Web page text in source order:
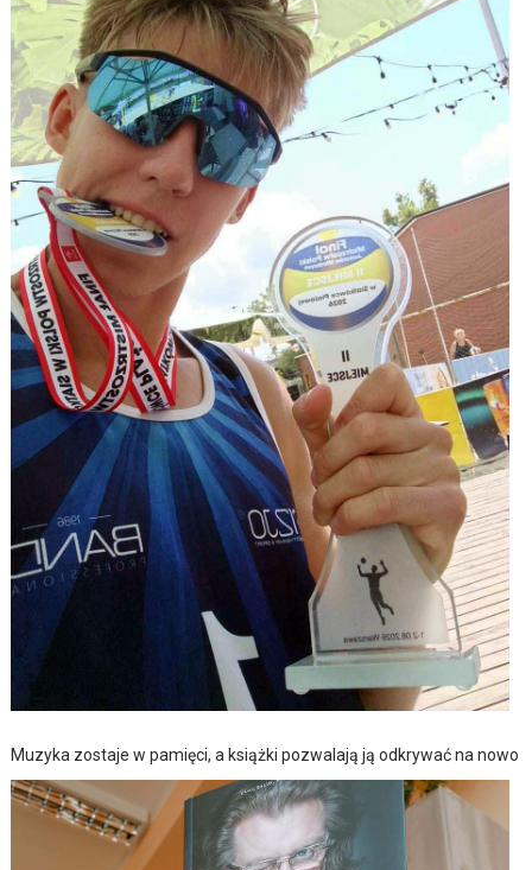
Muzyka zostaje w pamięci, a książki pozwalają ją odkrywać na nowo